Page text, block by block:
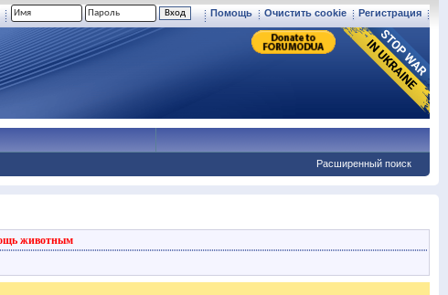
Регистрация
Очистить cookie
Помощь
Расширенный поиск
животным